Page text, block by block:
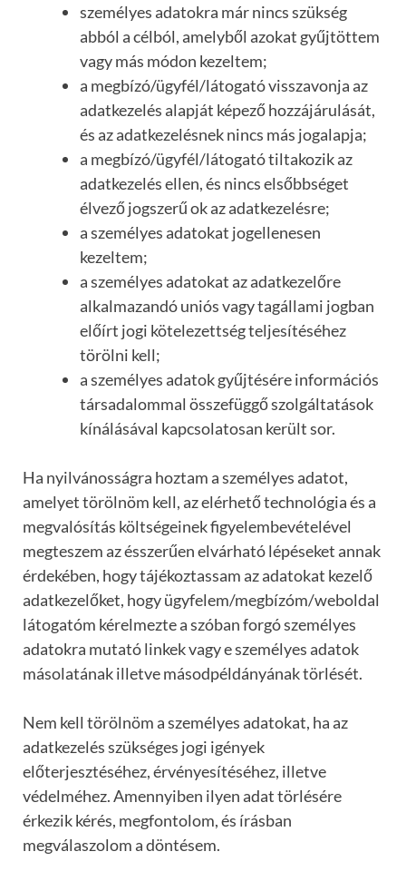
személyes adatokra már nincs szükség
abból a célból, amelyből azokat gyűjtöttem
vagy más módon kezeltem;
a megbízó/ügyfél/látogató visszavonja az
adatkezelés alapját képező hozzájárulását,
és az adatkezelésnek nincs más jogalapja;
a megbízó/ügyfél/látogató tiltakozik az
adatkezelés ellen, és nincs elsőbbséget
élvező jogszerű ok az adatkezelésre;
a személyes adatokat jogellenesen
kezeltem;
a személyes adatokat az adatkezelőre
alkalmazandó uniós vagy tagállami jogban
előírt jogi kötelezettség teljesítéséhez
törölni kell;
a személyes adatok gyűjtésére információs
társadalommal összefüggő szolgáltatások
kínálásával kapcsolatosan került sor.
Ha nyilvánosságra hoztam a személyes adatot,
amelyet törölnöm kell, az elérhető technológia és a
megvalósítás költségeinek figyelembevételével
megteszem az ésszerűen elvárható lépéseket annak
érdekében, hogy tájékoztassam az adatokat kezelő
adatkezelőket, hogy ügyfelem/megbízóm/weboldal
látogatóm kérelmezte a szóban forgó személyes
adatokra mutató linkek vagy e személyes adatok
másolatának illetve másodpéldányának törlését.
Nem kell törölnöm a személyes adatokat, ha az
adatkezelés szükséges jogi igények
előterjesztéséhez, érvényesítéséhez, illetve
védelméhez. Amennyiben ilyen adat törlésére
érkezik kérés, megfontolom, és írásban
megválaszolom a döntésem.